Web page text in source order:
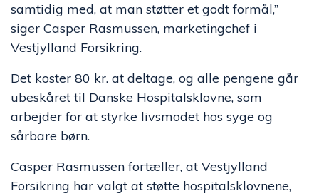
samtidig med, at man støtter et godt formål,”
siger Casper Rasmussen, marketingchef i
Vestjylland Forsikring.
Det koster 80 kr. at deltage, og alle pengene går
ubeskåret til Danske Hospitalsklovne, som
arbejder for at styrke livsmodet hos syge og
sårbare børn.
Casper Rasmussen fortæller, at Vestjylland
Forsikring har valgt at støtte hospitalsklovnene,